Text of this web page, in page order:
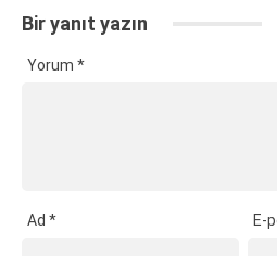
Bir yanıt yazın
Yorum *
Ad * E-